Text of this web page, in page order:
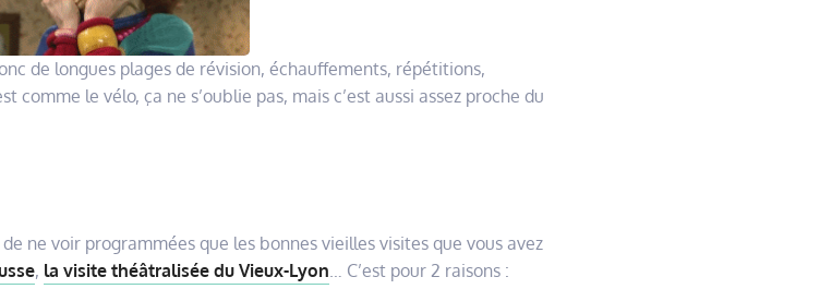
de longues plages de révision, échauffements, répétitions,
comme le vélo, ça ne s’oublie pas, mais c’est aussi assez proche du
de ne voir programmées que les bonnes vieilles visites que vous avez
, la visite théâtralisée du Vieux-Lyon… C’est pour 2 raisons :